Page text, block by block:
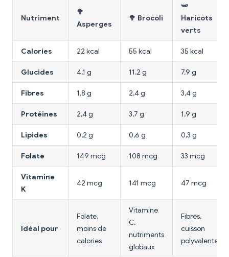
Nutriment
🥦
Asperges
🥦 Brocoli
🫛
Haricots
verts
Calories 22 kcal 55 kcal 35 kcal
Glucides 4,1 g 11,2 g 7,9 g
Fibres 1,8 g 2,4 g 3,4 g
Protéines 2,4 g 3,7 g 1,9 g
Lipides 0,2 g 0,6 g 0,3 g
Folate 149 mcg 108 mcg 33 mcg
Vitamine
K
42 mcg 141 mcg 47 mcg
Idéal pour
Folate,
moins de
calories
Vitamine
C,
nutriments
globaux
Fibres,
cuisson
polyvalente